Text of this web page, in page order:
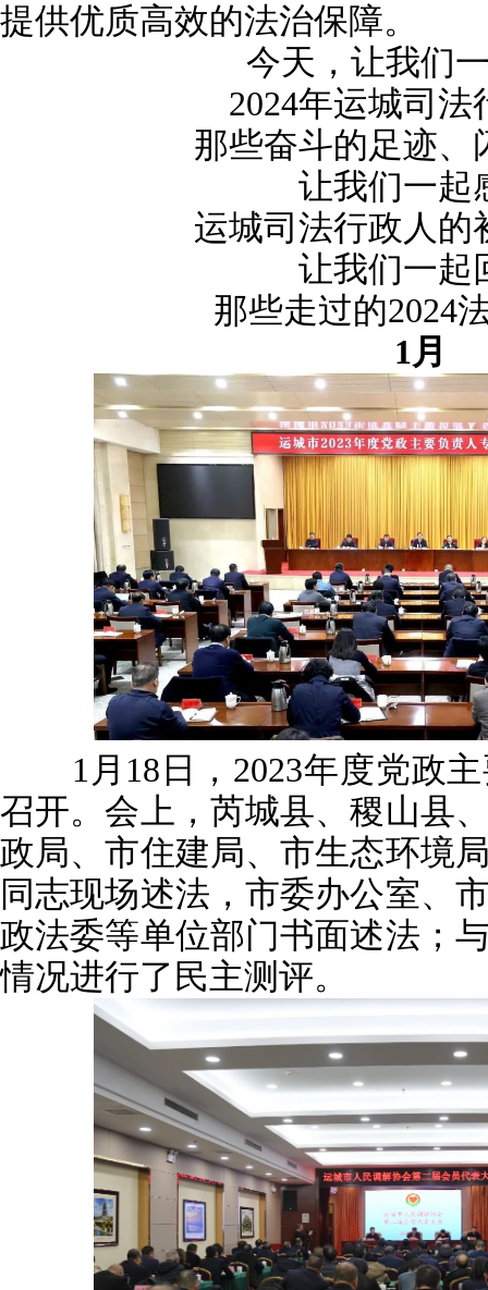
提供优质高效的法治保障。
今天，让我们
2024年运城司法
那些奋斗的足迹、
让我们一起
运城司法行政人的
让我们一起
那些走过的2024
1月
1月18日，2023年度党政主
召开。会上，芮城县、稷山县
政局、市住建局、市生态环境
同志现场述法，市委办公室、
政法委等单位部门书面述法；
情况进行了民主测评。